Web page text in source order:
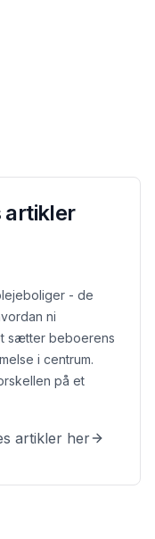
artikler
- de
ni
sætter beboerens
i centrum.
på et
artikler her